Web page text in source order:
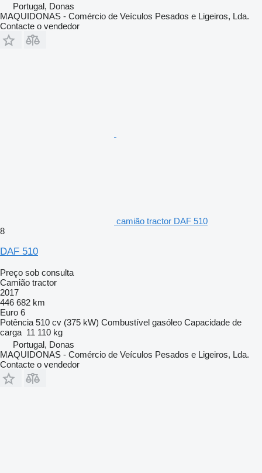
Portugal, Donas
MAQUIDONAS - Comércio de Veículos Pesados e Ligeiros, Lda.
Contacte o vendedor
camião tractor DAF 510
8
DAF 510
Preço sob consulta
Camião tractor
2017
446 682 km
Euro 6
Potência 510 cv (375 kW) Combustível gasóleo Capacidade de
carga 11 110 kg
Portugal, Donas
MAQUIDONAS - Comércio de Veículos Pesados e Ligeiros, Lda.
Contacte o vendedor